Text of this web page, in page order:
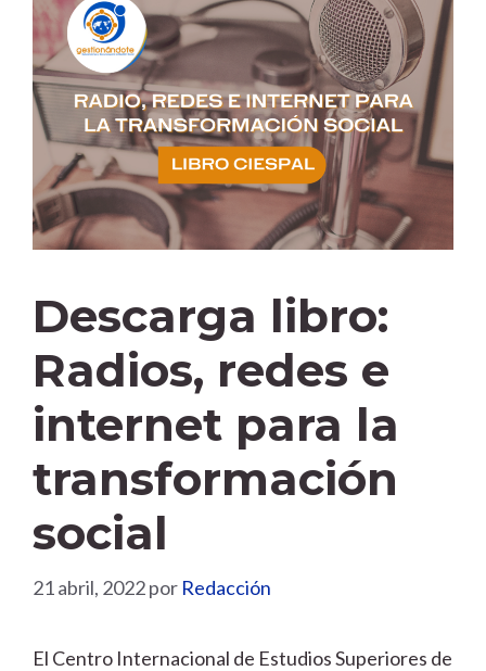
Descarga libro:
Radios, redes e
internet para la
transformación
social
21 abril, 2022por Redacción
El Centro Internacional de Estudios Superiores de